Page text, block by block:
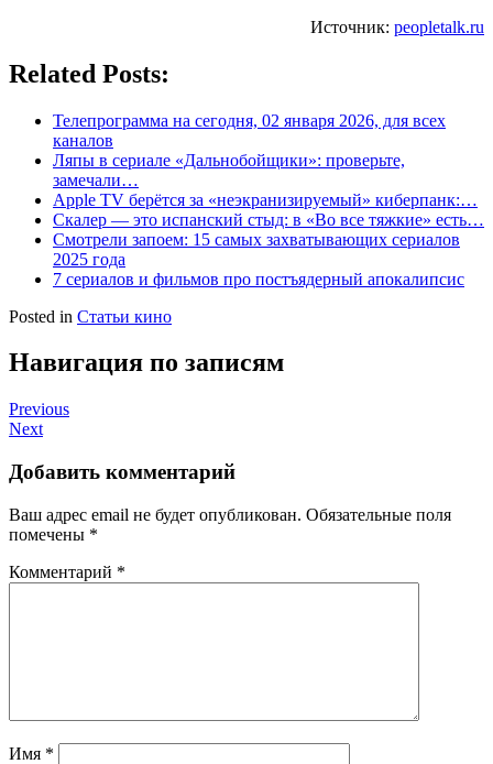
Источник: peopletalk.ru
Related Posts:
Телепрограмма на сегодня, 02 января 2026, для всех
каналов
Ляпы в сериале «Дальнобойщики»: проверьте,
замечали…
Apple TV берётся за «неэкранизируемый» киберпанк:…
Скалер — это испанский стыд: в «Во все тяжкие» есть…
Смотрели запоем: 15 самых захватывающих сериалов
2025 года
7 сериалов и фильмов про постъядерный апокалипсис
Posted in Статьи кино
Навигация по записям
Previous
Next
Добавить комментарий
Ваш адрес email не будет опубликован. Обязательные поля
помечены *
Комментарий *
Имя *